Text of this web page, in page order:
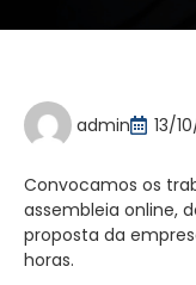
admin 13/
Convocamos os
assembleia online,
proposta da
horas.